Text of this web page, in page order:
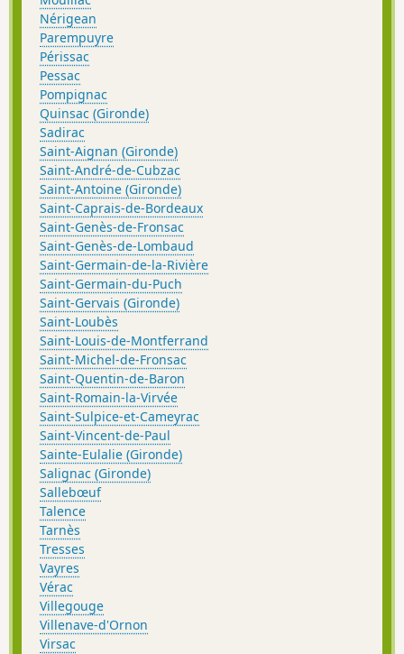
Nérigean
Parempuyre
Périssac
Pessac
Pompignac
Quinsac (Gironde)
Sadirac
Saint-Aignan (Gironde)
Saint-André-de-Cubzac
Saint-Antoine (Gironde)
Saint-Caprais-de-Bordeaux
Saint-Genès-de-Fronsac
Saint-Genès-de-Lombaud
Saint-Germain-de-la-Rivière
Saint-Germain-du-Puch
Saint-Gervais (Gironde)
Saint-Loubès
Saint-Louis-de-Montferrand
Saint-Michel-de-Fronsac
Saint-Quentin-de-Baron
Saint-Romain-la-Virvée
Saint-Sulpice-et-Cameyrac
Saint-Vincent-de-Paul
Sainte-Eulalie (Gironde)
Salignac (Gironde)
Sallebœuf
Talence
Tarnès
Tresses
Vayres
Vérac
Villegouge
Villenave-d'Ornon
Virsac